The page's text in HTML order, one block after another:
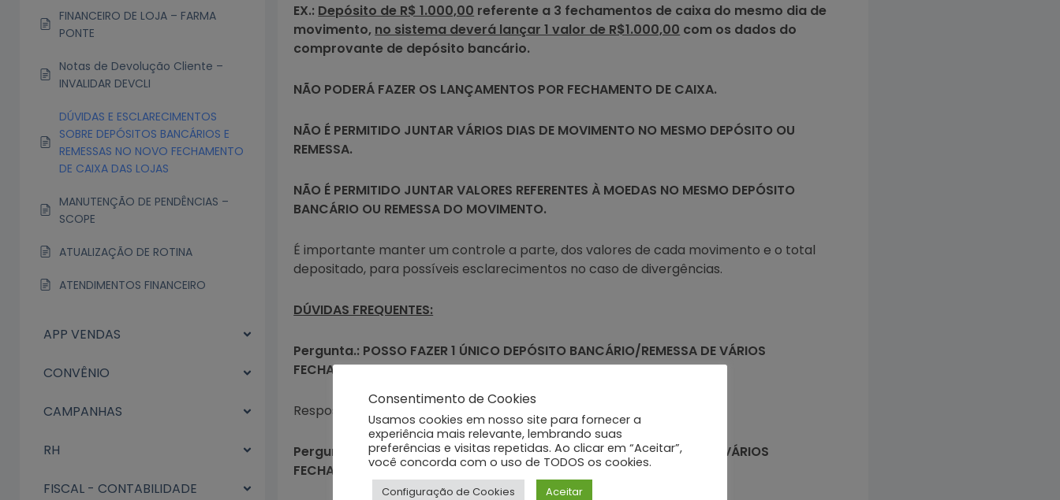
FINANCEIRO DE LOJA – FARMA
PONTE
Notas de Devolução Cliente –
INVALIDAR DEVCLI
DÚVIDAS E ESCLARECIMENTOS
SOBRE DEPÓSITOS BANCÁRIOS E
REMESSAS NO NOVO FECHAMENTO
DE CAIXA DAS LOJAS
MANUTENÇÃO DE PENDÊNCIAS –
SCOPE
ATUALIZAÇÃO DE ROTINA
ATENDIMENTOS FINANCEIRO
APP VENDAS
CONVÊNIO
CAMPANHAS
RH
FISCAL - CONTABILIDADE
EX.: Depósito de R$ 1.000,00 referente a 3 fechamentos de caixa do mesmo dia de
movimento, no sistema deverá lançar 1 valor de R$1.000,00 com os dados do
comprovante de depósito bancário.
NÃO PODERÁ FAZER OS LANÇAMENTOS POR FECHAMENTO DE CAIXA.
NÃO É PERMITIDO JUNTAR VÁRIOS DIAS DE MOVIMENTO NO MESMO DEPÓSITO OU
REMESSA.
NÃO É PERMITIDO JUNTAR VALORES REFERENTES À MOEDAS NO MESMO DEPÓSITO
BANCÁRIO OU REMESSA DO MOVIMENTO.
É importante manter um controle a parte, dos valores de cada movimento e o total
depositado, para possíveis esclarecimentos no caso de divergências.
DÚVIDAS FREQUENTES:
Pergunta.: POSSO FAZER 1 ÚNICO DEPÓSITO BANCÁRIO/REMESSA DE VÁRIOS
FECHAMENTOS DE CAIXA?
Resposta: Sim, desde que seja de mesmo dia de movimento.
Pergunta: QUANDO FIZER 1 ÚNICO DEPÓSITO BANCÁRIO/REMESSA DE VÁRIOS
FECHAMENTOS, COMO DEVO FAZER O LANÇAMENTO NO SISTEMA?
Consentimento de Cookies
Usamos cookies em nosso site para fornecer a
experiência mais relevante, lembrando suas
preferências e visitas repetidas. Ao clicar em “Aceitar”,
você concorda com o uso de TODOS os cookies.
Configuração de Cookies Aceitar